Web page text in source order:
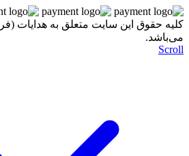
کليه حقوق اين سايت متعلق به هدایات
می‌باشد.
Scroll